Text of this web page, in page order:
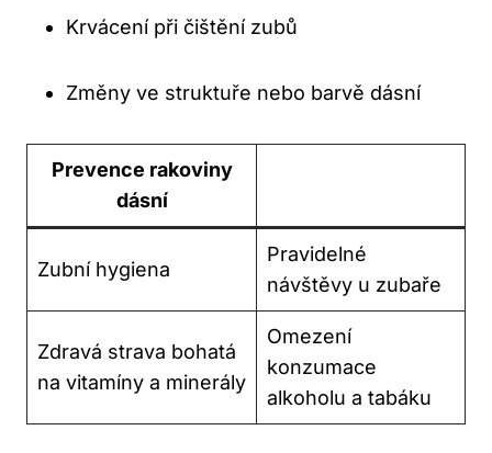
Krvácení při čištění zubů
Změny ve struktuře nebo barvě dásní
Prevence rakoviny
dásní
Zubní hygiena
Pravidelné
návštěvy u zubaře
Zdravá strava bohatá
na vitamíny a minerály
Omezení
konzumace
alkoholu a tabáku